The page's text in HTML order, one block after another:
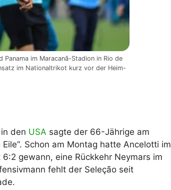
im Maracanã-Stadion in Rio de
im Nationaltrikot kurz vor der Heim-
den USA sagte der 66-Jährige am
Schon am Montag hatte Ancelotti im
gewann, eine Rückkehr Neymars im
fehlt der Seleção seit